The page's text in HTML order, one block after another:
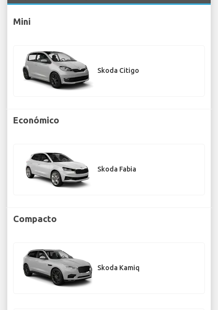
Mini
Skoda Citigo
Económico
Skoda Fabia
Compacto
Skoda Kamiq